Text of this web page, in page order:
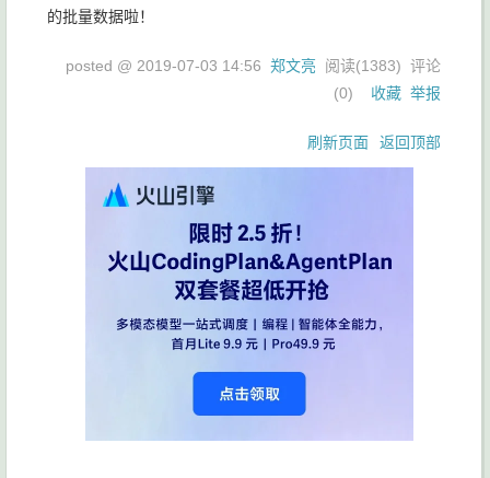
的批量数据啦！
posted @ 2019-07-03 14:56 郑文亮 阅读(1383) 评论
(0) 收藏 举报
刷新页面 返回顶部